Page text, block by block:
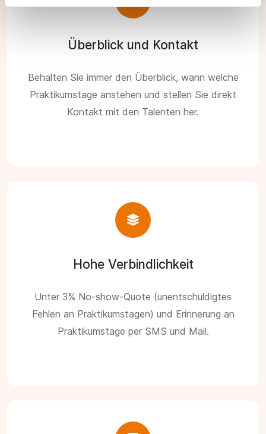
Überblick und Kontakt
Behalten Sie immer den Überblick, wann welche
Praktikumstage anstehen und stellen Sie direkt
Kontakt mit den Talenten her.
Hohe Verbindlichkeit
Unter 3% No-show-Quote (unentschuldigtes
Fehlen an Praktikumstagen) und Erinnerung an
Praktikumstage per SMS und Mail.